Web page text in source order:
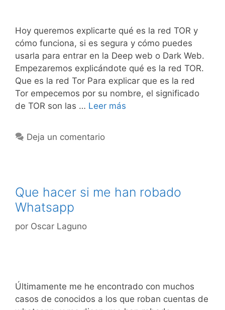
Hoy queremos explicarte qué es la red TOR y
cómo funciona, si es segura y cómo puedes
usarla para entrar en la Deep web o Dark Web.
Empezaremos explicándote qué es la red TOR.
Que es la red Tor Para explicar que es la red
Tor empecemos por su nombre, el significado
de TOR son las … Leer más
Deja un comentario
Que hacer si me han robado
Whatsapp
por Oscar Laguno
Últimamente me he encontrado con muchos
casos de conocidos a los que roban cuentas de